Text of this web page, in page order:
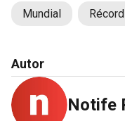
Mundial Récord
Autor
Notife